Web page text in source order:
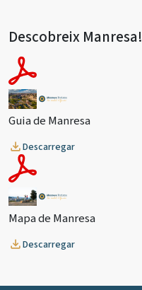
Descobreix Manresa!
Guia de Manresa
Descarregar
Mapa de Manresa
Descarregar